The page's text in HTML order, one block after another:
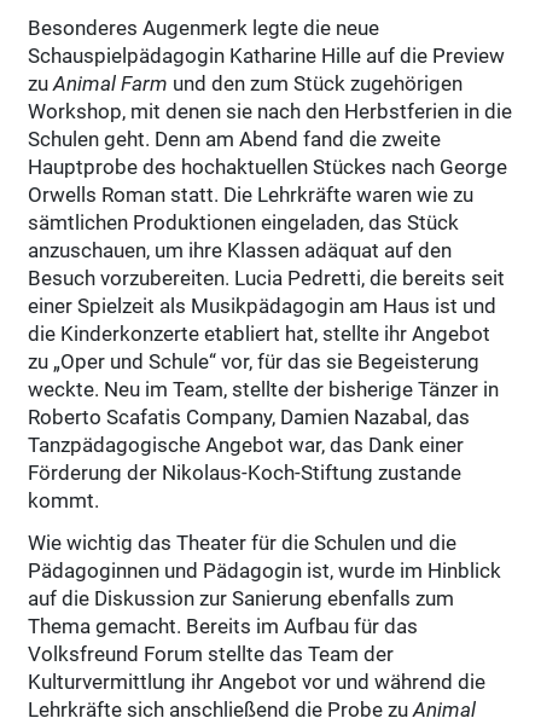
Besonderes Augenmerk legte die neue
Schauspielpädagogin Katharine Hille auf die Preview
zuAnimal Farm und den zum Stück zugehörigen
Workshop, mit denen sie nach den Herbstferien in die
Schulen geht. Denn am Abend fand die zweite
Hauptprobe des hochaktuellen Stückes nach George
Orwells Roman statt. Die Lehrkräfte waren wie zu
sämtlichen Produktionen eingeladen, das Stück
anzuschauen, um ihre Klassen adäquat auf den
Besuch vorzubereiten. Lucia Pedretti, die bereits seit
einer Spielzeit als Musikpädagogin am Haus ist und
die Kinderkonzerte etabliert hat, stellte ihr Angebot
zu „Oper und Schule“ vor, für das sie Begeisterung
weckte. Neu im Team, stellte der bisherige Tänzer in
Roberto Scafatis Company, Damien Nazabal, das
Tanzpädagogische Angebot war, das Dank einer
Förderung der Nikolaus-Koch-Stiftung zustande
kommt.
Wie wichtig das Theater für die Schulen und die
Pädagoginnen und Pädagogin ist, wurde im Hinblick
auf die Diskussion zur Sanierung ebenfalls zum
Thema gemacht. Bereits im Aufbau für das
Volksfreund Forum stellte das Team der
Kulturvermittlung ihr Angebot vor und während die
Lehrkräfte sich anschließend die Probe zuAnimal